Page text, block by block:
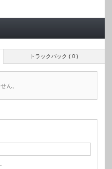
トラックバック ( 0 )
ん。